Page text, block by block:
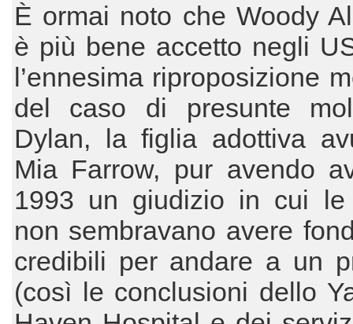
È ormai noto che Woody
è più bene accetto negli
l’ennesima riproposizione
del caso di presunte
Dylan, la figlia adottiva
Mia Farrow, pur avendo
1993 un giudizio in cui le
non sembravano avere
credibili per andare a un
(così le conclusioni dello